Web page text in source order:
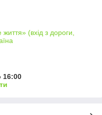
(вхід з дороги,
16:00